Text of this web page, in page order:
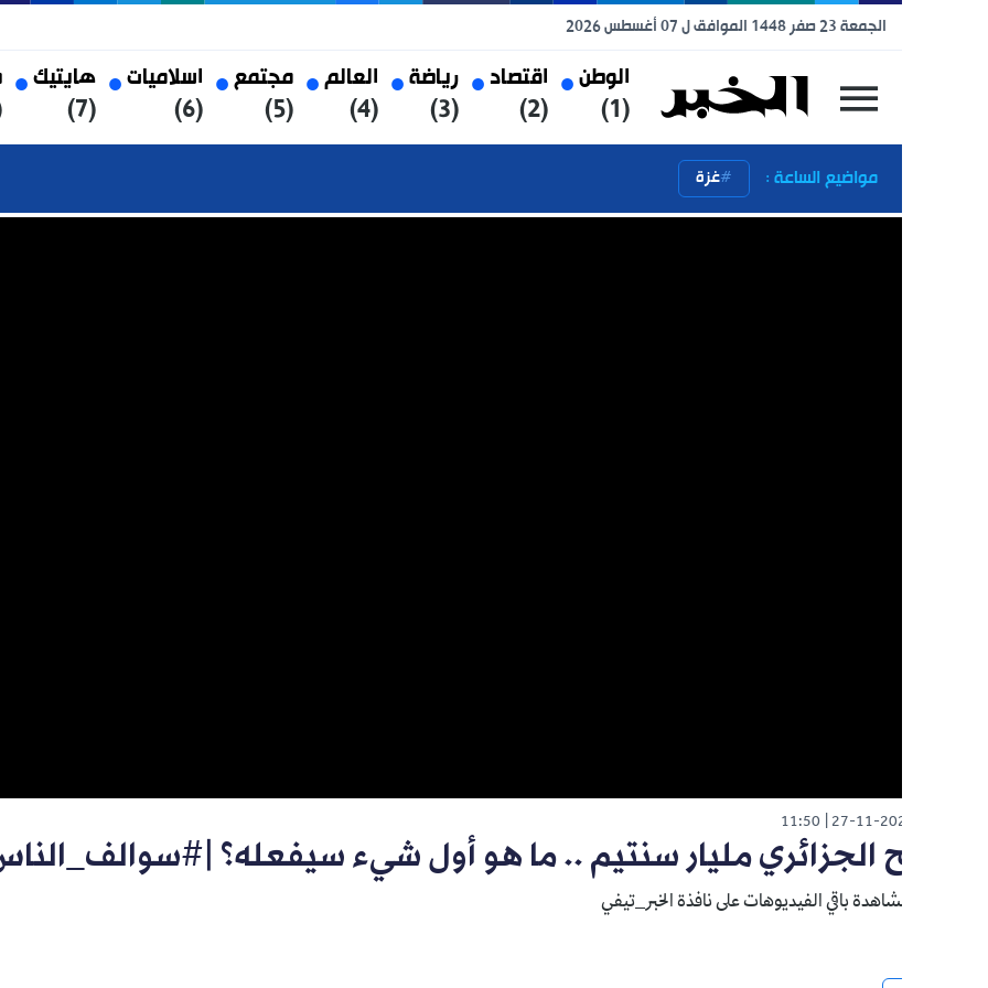
(1)
اقتصاد
(2)
رياضة
(3)
العالم
(4)
مجتمع
(5)
اسلاميات
(6)
هايتيك
(7)
صحة
(8)
مواضيع الساعة : غزة
11:50
الجزائري مليار سنتيم .. ما هو أول شيء سيفعله؟ |#سوالف_الناس
باقي الفيديوهات على نافذة الخبر_تيفي